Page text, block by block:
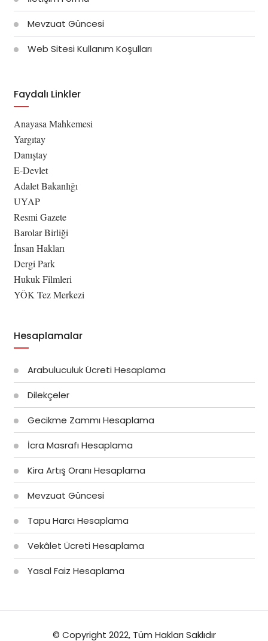
Mevzuat Güncesi
Web Sitesi Kullanım Koşulları
Faydalı Linkler
Anayasa Mahkemesi
Yargıtay
Danıştay
E-Devlet
Adalet Bakanlığı
UYAP
Resmi Gazete
Barolar Birliği
İnsan Hakları
Dergi Park
Hukuk Filmleri
YÖK Tez Merkezi
Hesaplamalar
Arabuluculuk Ücreti Hesaplama
Dilekçeler
Gecikme Zammı Hesaplama
İcra Masrafı Hesaplama
Kira Artış Oranı Hesaplama
Mevzuat Güncesi
Tapu Harcı Hesaplama
Vekâlet Ücreti Hesaplama
Yasal Faiz Hesaplama
© Copyright 2022, Tüm Hakları Saklıdır